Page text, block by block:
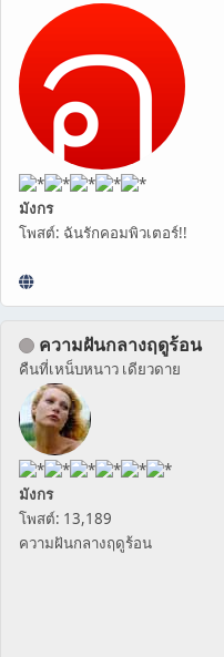
มังกร
โพสต์: ฉันรักคอมพิวเตอร์!!
ความฝันกลางฤดูร้อน
คืนที่เหน็บหนาว เดียวดาย
มังกร
โพสต์: 13,189
ความฝันกลางฤดูร้อน